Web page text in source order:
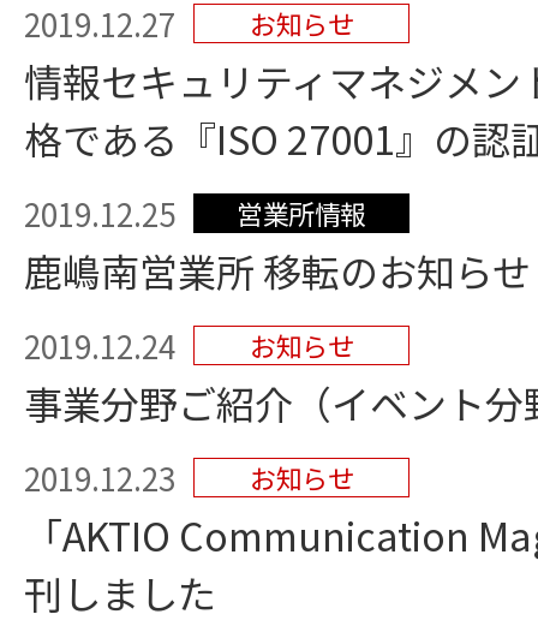
2019.12.27 お知らせ
情報セキュリティマネジメ
格である『ISO 27001』の認
2019.12.25 営業所情報
鹿嶋南営業所 移転のお知らせ
2019.12.24 お知らせ
事業分野ご紹介（イベント
2019.12.23 お知らせ
「AKTIO Communication
刊しました